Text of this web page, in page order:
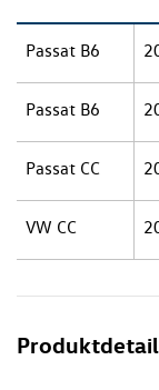
Passat B6
Passat B6
Passat CC
VW CC